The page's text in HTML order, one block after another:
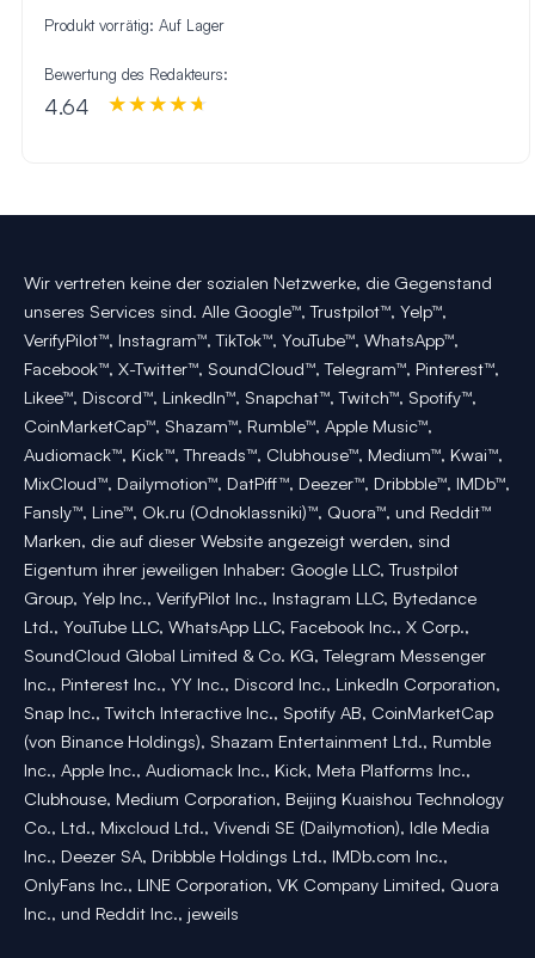
Produkt vorrätig: Auf Lager
Bewertung des Redakteurs:
4.64
Wir vertreten keine der sozialen Netzwerke, die Gegenstand
unseres Services sind. Alle Google™, Trustpilot™, Yelp™,
VerifyPilot™, Instagram™, TikTok™, YouTube™, WhatsApp™,
Facebook™, X-Twitter™, SoundCloud™, Telegram™, Pinterest™,
Likee™, Discord™, LinkedIn™, Snapchat™, Twitch™, Spotify™,
CoinMarketCap™, Shazam™, Rumble™, Apple Music™,
Audiomack™, Kick™, Threads™, Clubhouse™, Medium™, Kwai™,
MixCloud™, Dailymotion™, DatPiff™, Deezer™, Dribbble™, IMDb™,
Fansly™, Line™, Ok.ru (Odnoklassniki)™, Quora™, und Reddit™
Marken, die auf dieser Website angezeigt werden, sind
Eigentum ihrer jeweiligen Inhaber: Google LLC, Trustpilot
Group, Yelp Inc., VerifyPilot Inc., Instagram LLC, Bytedance
Ltd., YouTube LLC, WhatsApp LLC, Facebook Inc., X Corp.,
SoundCloud Global Limited & Co. KG, Telegram Messenger
Inc., Pinterest Inc., YY Inc., Discord Inc., LinkedIn Corporation,
Snap Inc., Twitch Interactive Inc., Spotify AB, CoinMarketCap
(von Binance Holdings), Shazam Entertainment Ltd., Rumble
Inc., Apple Inc., Audiomack Inc., Kick, Meta Platforms Inc.,
Clubhouse, Medium Corporation, Beijing Kuaishou Technology
Co., Ltd., Mixcloud Ltd., Vivendi SE (Dailymotion), Idle Media
Inc., Deezer SA, Dribbble Holdings Ltd., IMDb.com Inc.,
OnlyFans Inc., LINE Corporation, VK Company Limited, Quora
Inc., und Reddit Inc., jeweils